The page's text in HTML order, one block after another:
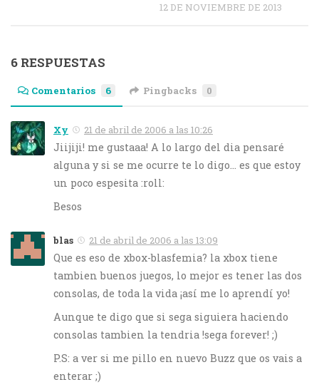
12 DE NOVIEMBRE DE 2013
6 RESPUESTAS
Comentarios 6 Pingbacks 0
Xy 21 de abril de 2006 a las 10:26
Jiijiji! me gustaaa! A lo largo del dia pensaré
alguna y si se me ocurre te lo digo… es que estoy
un poco espesita :roll:
Besos
blas 21 de abril de 2006 a las 13:09
Que es eso de xbox-blasfemia? la xbox tiene
tambien buenos juegos, lo mejor es tener las dos
consolas, de toda la vida ¡así me lo aprendí yo!
Aunque te digo que si sega siguiera haciendo
consolas tambien la tendria !sega forever! ;)
P.S: a ver si me pillo en nuevo Buzz que os vais a
enterar ;)